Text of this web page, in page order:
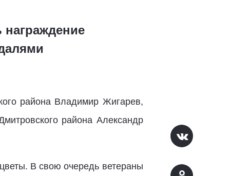
района Владимир Жигарев,
района Александр
В свою очередь ветераны